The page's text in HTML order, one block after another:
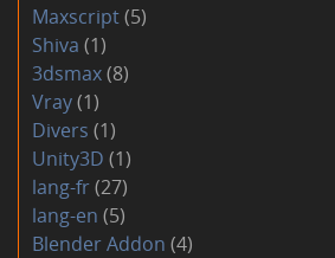
Maxscript(5)
Shiva (1)
3dsmax(8)
Vray(1)
Divers (1)
Unity3D (1)
lang-fr(27)
lang-en (5)
Blender Addon (4)